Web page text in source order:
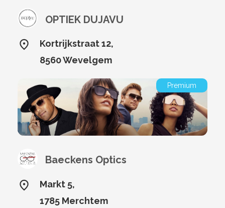
OPTIEK DUJAVU
Kortrijkstraat 12,
8560 Wevelgem
Premium
Baeckens Optics
Markt 5,
1785 Merchtem